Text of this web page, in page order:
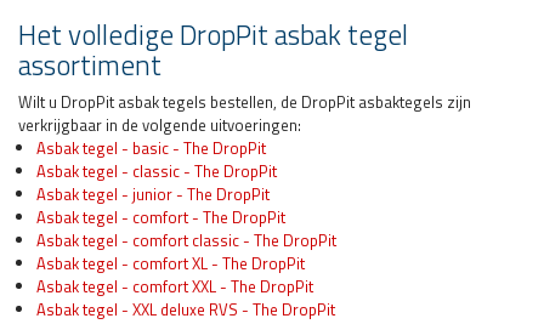
Het volledige DropPit asbak tegel
assortiment
Wilt u DropPit asbak tegels bestellen, de DropPit asbaktegels zijn
verkrijgbaar in de volgende uitvoeringen:
Asbak tegel - basic - The DropPit
Asbak tegel - classic - The DropPit
Asbak tegel - junior - The DropPit
Asbak tegel - comfort - The DropPit
Asbak tegel - comfort classic - The DropPit
Asbak tegel - comfort XL - The DropPit
Asbak tegel - comfort XXL - The DropPit
Asbak tegel - XXL deluxe RVS - The DropPit